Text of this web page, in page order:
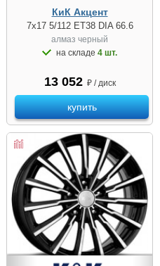
КиК Акцент
7x17 5/112 ET38 DIA 66.6
алмаз черный
на складе 4 шт.
13 052 ₽ / диск
купить